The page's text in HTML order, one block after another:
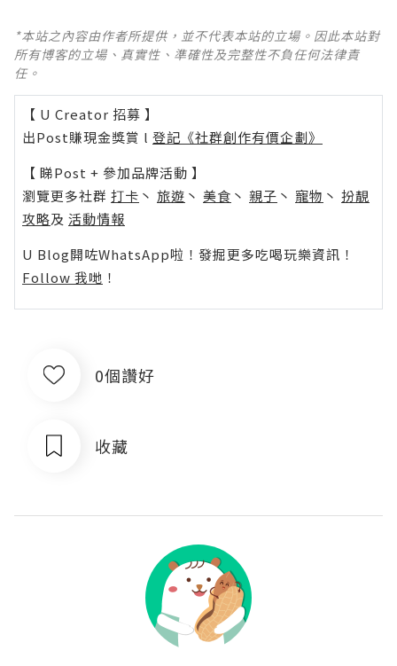
*本站之內容由作者所提供，並不代表本站的立場。因此本站對
所有博客的立場、真實性、準確性及完整性不負任何法律責
任。
【 U Creator 招募 】
出Post賺現金獎賞 l 登記《社群創作有價企劃》
【 睇Post + 參加品牌活動 】
瀏覽更多社群 打卡 丶 旅遊 丶 美食 丶 親子 丶 寵物 丶 扮靚
攻略及 活動情報
U Blog開咗WhatsApp啦！發掘更多吃喝玩樂資訊！
Follow 我哋 ！
0個讚好
收藏